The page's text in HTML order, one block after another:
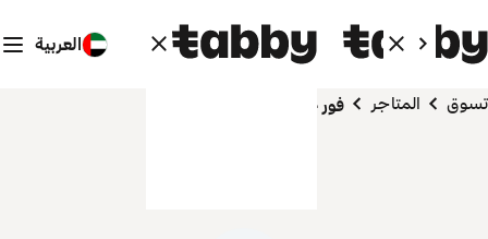
العربية
تسوق المتاجر فور جيرلز بيوتي صالون